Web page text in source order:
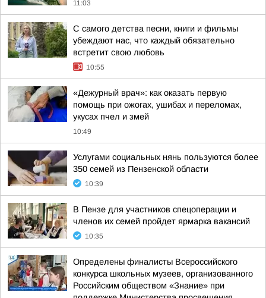
11:03
С самого детства песни, книги и фильмы
убеждают нас, что каждый обязательно
встретит свою любовь
10:55
«Дежурный врач»: как оказать первую
помощь при ожогах, ушибах и переломах,
укусах пчел и змей
10:49
Услугами социальных нянь пользуются более
350 семей из Пензенской области
10:39
В Пензе для участников спецоперации и
членов их семей пройдет ярмарка вакансий
10:35
Определены финалисты Всероссийского
конкурса школьных музеев, организованного
Российским обществом «Знание» при